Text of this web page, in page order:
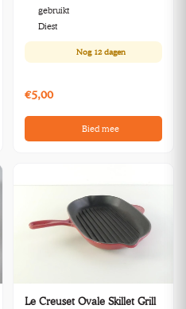
gebruikt
Diest
Nog 12 dagen
€5,00
Bied mee
Le Creuset Ovale Skillet Grill